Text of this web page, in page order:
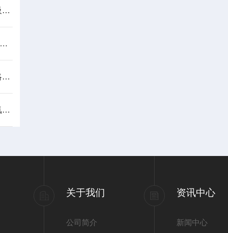
活性炭强度测定仪守护吸附材料的“结构脊梁”
工业水质的“钠”点透视：在线钠离子检测仪的技术逻辑与应用价值
磷酸根分析仪操作全攻略：从开机到精准测量的关键步骤
精准捕捉氦气：便携式氦气检测仪操作全流程指南
关于我们
公司简介
资讯中心
新闻中心